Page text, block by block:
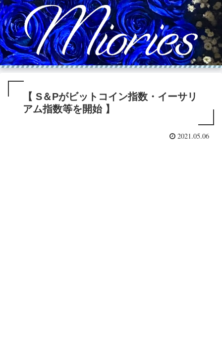
【 S＆Pがビットコイン指数・イーサリ
アム指数等を開始 】
2021.05.06